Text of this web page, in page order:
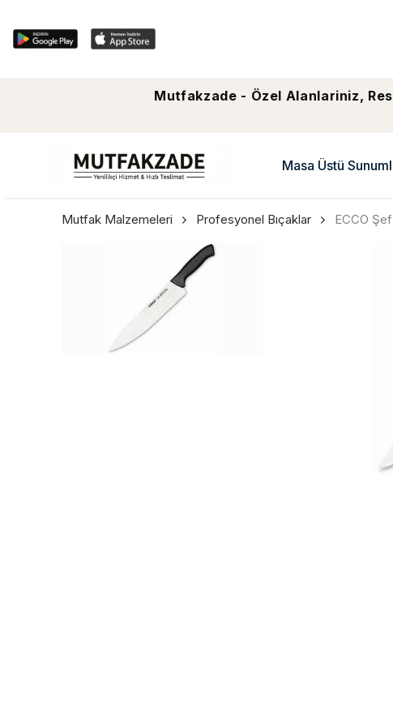
Mutfakzade - Özel Alanlariniz,
Masa Üstü
Mutfak Malzemeleri Profesyonel Bıçaklar ECCO